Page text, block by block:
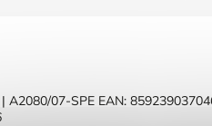
| A2080/07-SPE EAN: